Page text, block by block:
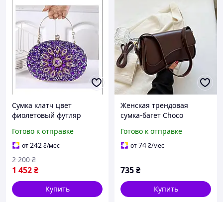
Сумка клатч цвет
фиолетовый футляр
стразах с золотой
цепочкой и застежкой
Готово к отправке
от242₴/мес
1 452₴
2 200 ₴
Купить
Женская трендовая
сумка-багет Choco
маленькая сумка в
шоколадном цвете
Готово к отправке
от74₴/мес
735₴
Купить